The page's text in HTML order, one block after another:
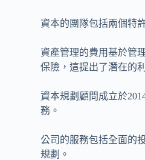
資本的團隊包括兩個特
資產管理的費用基於管
保險，這提出了潛在的
資本規劃顧問成立於
務。
公司的服務包括全面的
規劃。